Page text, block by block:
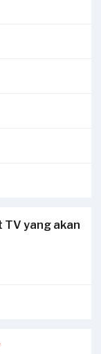
TV yang akan